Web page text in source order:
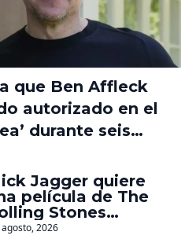
que Ben Affleck
autorizado en el
durante seis
Jagger quiere
película de The
Stones
por los
2026